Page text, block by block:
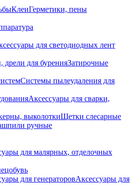
КлеиГерметики, пены
для светодиодных лент
дрели для буренияЗатирочные
Системы пылеудаления для
Аксессуары для сварки,
выколоткиЩетки слесарные
ручные
для малярных, отделочных
для генераторовАксессуары для